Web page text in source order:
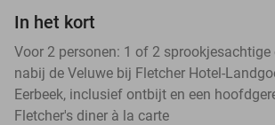
In het kort
Voor 2 personen: 1 of 2
nabij de Veluwe bij Fletcher Hotel-
Eerbeek, inclusief ontbijt en een
Fletcher's diner à la carte